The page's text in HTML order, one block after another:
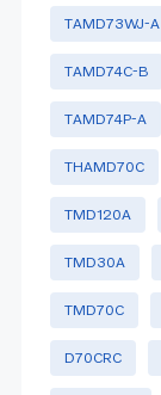
TAMD73WJ-A
TAMD74C-B
TAMD74P-A
THAMD70C
TMD120A
TMD30A
TMD70C
D70CRC